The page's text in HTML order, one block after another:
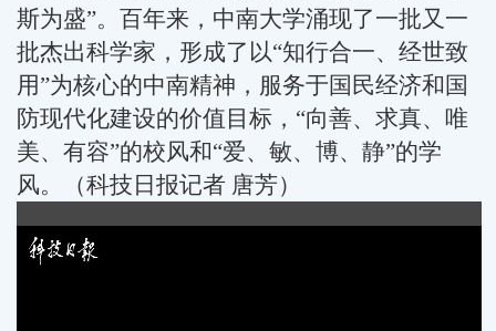
斯为盛”。百年来，中南大学涌现了一批又一
批杰出科学家，形成了以“知行合一、经世致
用”为核心的中南精神，服务于国民经济和国
防现代化建设的价值目标，“向善、求真、唯
美、有容”的校风和“爱、敏、博、静”的学
风。（科技日报记者 唐芳）